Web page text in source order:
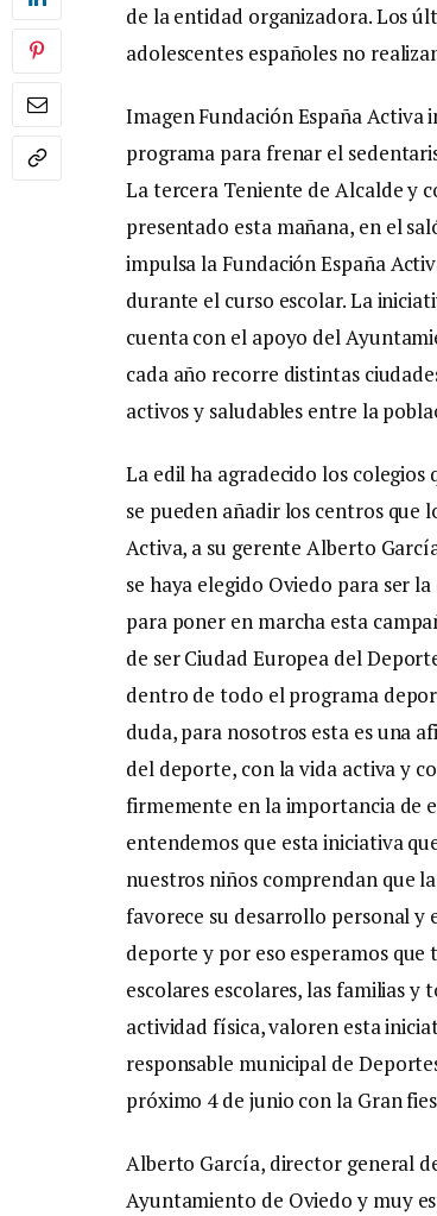
de la entidad organizadora. Los
adolescentes españoles no
Imagen Fundación España
programa para frenar el
La tercera Teniente de Alcalde y
presentado esta mañana, en el
impulsa la Fundación España
durante el curso escolar. La
cuenta con el apoyo del
cada año recorre distintas
activos y saludables entre la
La edil ha agradecido los
se pueden añadir los centros que
Activa, a su gerente Alberto
se haya elegido Oviedo para ser
para poner en marcha esta
de ser Ciudad Europea del
dentro de todo el programa
duda, para nosotros esta es una
del deporte, con la vida activa y
firmemente en la importancia de
entendemos que esta iniciativa
nuestros niños comprendan que
favorece su desarrollo personal y
deporte y por eso esperamos
escolares escolares, las familias
actividad física, valoren esta
responsable municipal de
próximo 4 de junio con la Gran
Alberto García, director general
Ayuntamiento de Oviedo y muy